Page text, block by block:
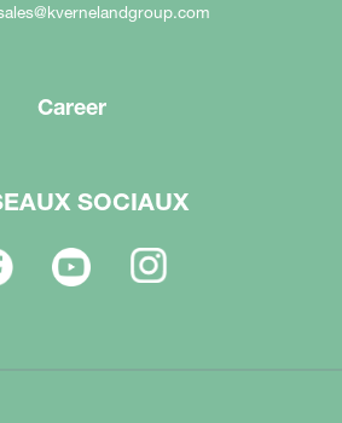
Career
SOCIAUX